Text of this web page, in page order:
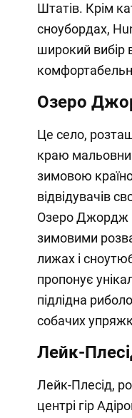
Штатів. Крім
сноубордах,
широкий вибір
Озеро
Це село,
краю
зимовою
відвідувачів
Озеро Джордж
зимовими
лижах і
пропонує
підлідна
собачих
Лейк-
Лейк-Плесід,
центрі гір